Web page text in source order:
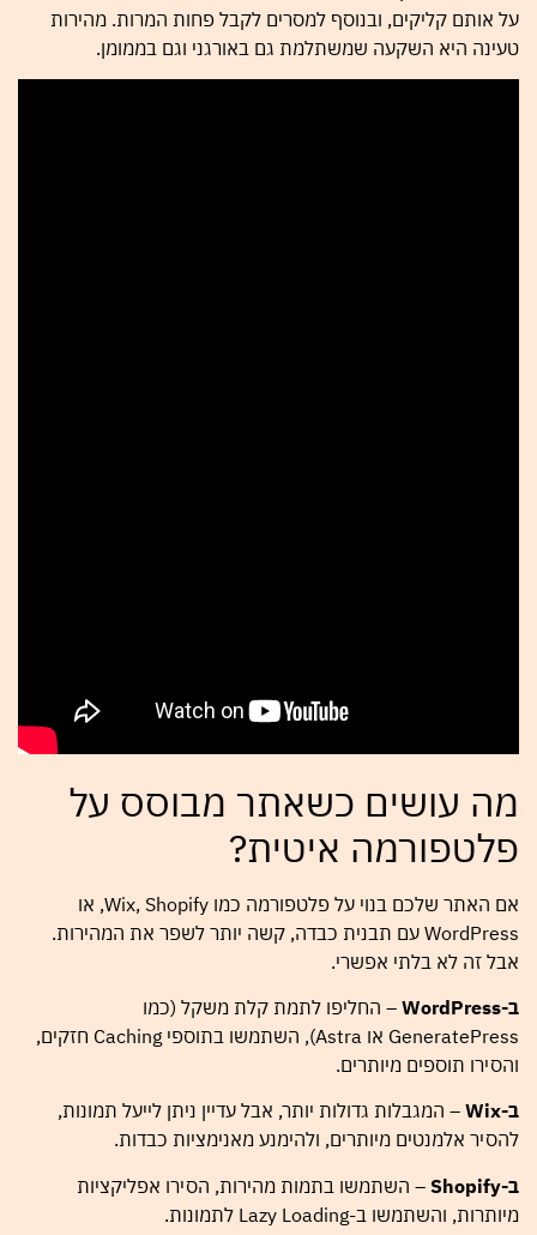
על אותם קליקים, ובנוסף למסרים לקבל פחות המרות. מהירות
טעינה היא השקעה שמשתלמת גם באורגני וגם בממומן.
מה עושים כשאתר מבוסס על
פלטפורמה איטית?
אם האתר שלכם בנוי על פלטפורמה כמו Wix, Shopify, או
WordPress עם תבנית כבדה, קשה יותר לשפר את המהירות.
אבל זה לא בלתי אפשרי.
ב-WordPress
– החליפו לתמת קלת משקל (כמו
GeneratePress או Astra), השתמשו בתוספי Caching חזקים,
והסירו תוספים מיותרים.
ב-Wix
– המגבלות גדולות יותר, אבל עדיין ניתן לייעל תמונות,
להסיר אלמנטים מיותרים, ולהימנע מאנימציות כבדות.
ב-Shopify
– השתמשו בתמות מהירות, הסירו אפליקציות
מיותרות, והשתמשו ב-Lazy Loading לתמונות.